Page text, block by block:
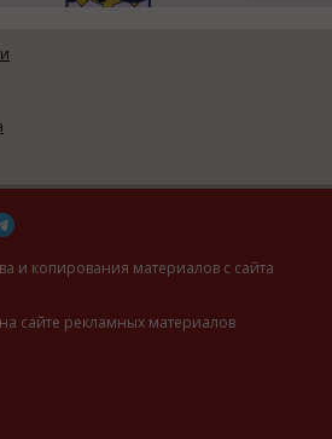
и копирования материалов с сайта
сайте рекламных материалов